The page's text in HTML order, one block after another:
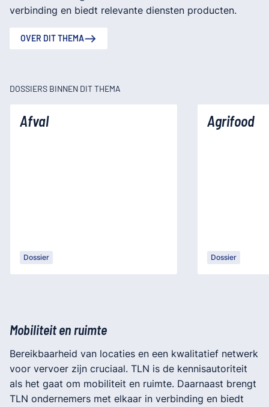
verbinding en biedt relevante diensten producten.
OVER DIT THEMA
DOSSIERS BINNEN DIT THEMA
Afval
Dossier
Agrifood
Dossier
Mobiliteit en ruimte
Bereikbaarheid van locaties en een kwalitatief netwerk
voor vervoer zijn cruciaal. TLN is de kennisautoriteit
als het gaat om mobiliteit en ruimte. Daarnaast brengt
TLN ondernemers met elkaar in verbinding en biedt